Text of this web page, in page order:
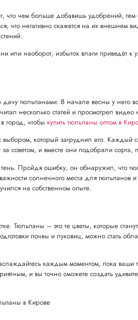
что чем больше добавишь удобрений,
что негативно скажется на их внешнем
наоборот, избыток влаги приведёт к
тюльпанами. В начале весны у него
несколько статей и просмотрел видео
город, чтобы купить тюльпаны оптом в
который затруднил его. Каждый
советом, и вместе они подобрали сорта,
Пройдя ошибку, он обнаружил, что
солнечного места для тюльпанов и
на собственном опыте.
Тюльпаны – это те цветы, которые
почвы и луковиц, можно стать
каждым моментом, пока ваши
и вы точно сможете создать